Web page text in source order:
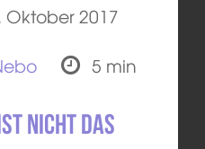
Oktober 2017
5 min
nicht das